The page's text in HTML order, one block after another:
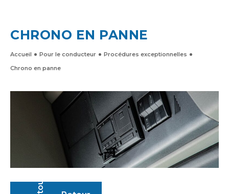
CHRONO EN PANNE
Accueil Pour le conducteur
Procédures exceptionnelles
Chrono en panne